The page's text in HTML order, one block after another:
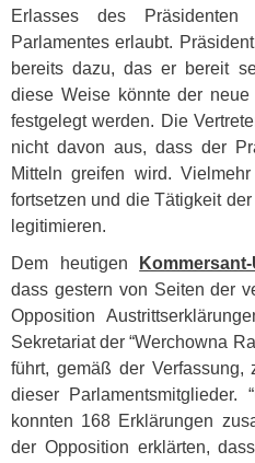
Erlasses des
Parlamentes erlaubt.
bereits dazu, das er bereit
diese Weise könnte der
festgelegt werden. Die
nicht davon aus, dass der
Mitteln greifen wird.
fortsetzen und die Tätigkeit
legitimieren.
Dem heutigen
dass gestern von Seiten der
Opposition
Sekretariat der “Werchowna
führt, gemäß der Verfassung,
dieser Parlamentsmitglieder.
konnten 168 Erklärungen
der Opposition erklärten,